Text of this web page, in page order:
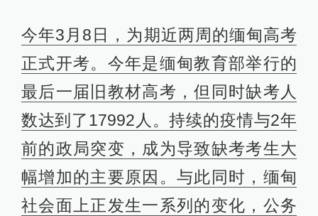
今年3月8日，为期近两周的缅甸高考
正式开考。今年是缅甸教育部举行的
最后一届旧教材高考，但同时缺考人
数达到了17992人。持续的疫情与2年
前的政局突变，成为导致缺考考生大
幅增加的主要原因。与此同时，缅甸
社会面上正发生一系列的变化，公务